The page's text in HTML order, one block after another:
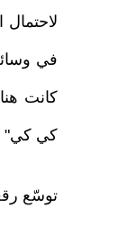
في
كانت
كي كي"
توسّع